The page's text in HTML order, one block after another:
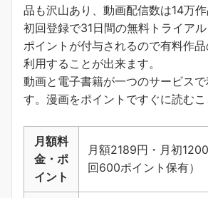
品も沢山あり、動画配信数は14万作
初回登録で31日間の無料トライア
ポイントが付与されるので有料作
利用することが出来ます。
動画と電子書籍が一つのサービス
す。 漫画をポイントですぐに読む
月額料
金・ポ
イント
月額2189円・月初
回600ポイント保有）